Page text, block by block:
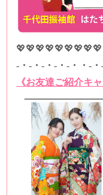
-・-・-・-・-・・-・-
《お友達ご紹介キ